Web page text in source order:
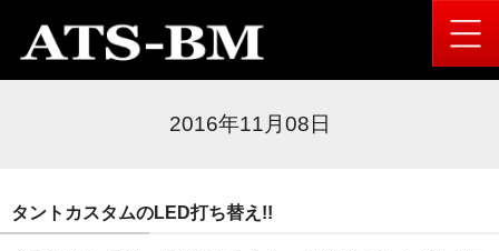
2016年11月08日
タントカスタムのLED打ち替え!!